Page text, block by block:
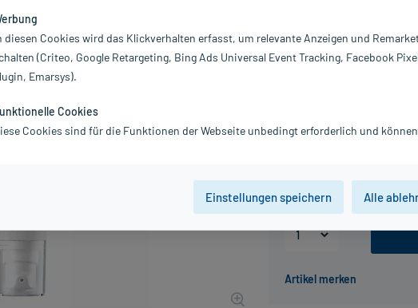
Inhalt:
PZN:
diesen Cookies wird das Klickverhalten erfasst, um relevante Anzeigen und
(Criteo, Google Retargeting, Bing Ads Universal Event Tracking, Facebook
Emarsys).
Cookies
Cookies sind für die Funktionen der Webseite unbedingt erforderlich und
Einstellungen speichern Alle